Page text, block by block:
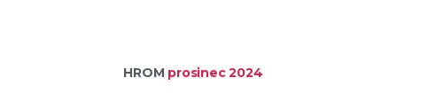
HROM prosinec 2024